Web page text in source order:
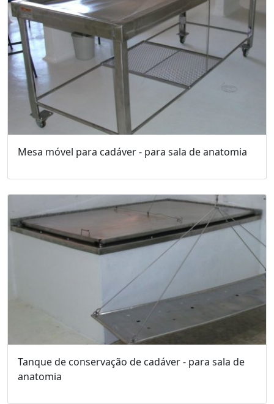
Mesa móvel para cadáver - para sala de anatomia
Tanque de conservação de cadáver - para sala de
anatomia